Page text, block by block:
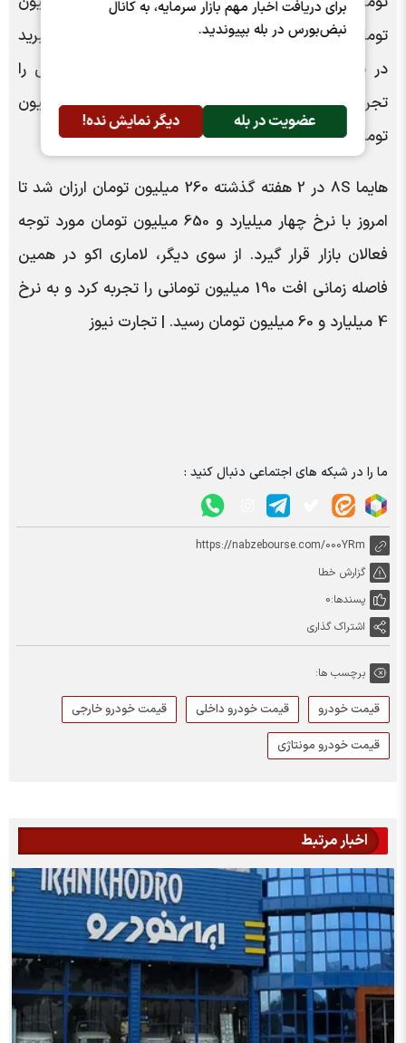
برای دریافت اخبار مهم بازار سرمایه، به کانال
نبض‌بورس در بله بپیوندید.
عضویت در بله دیگر نمایش نده!
تومان در بازار آزاد عرضه شود. از طرف دیگر، تیگو 8 هیبرید
در بازه زمانی مذکور کاهش بهای 330 میلیون تومانی را
تجربه کرد تا در روز جاری با نرخ هفت میلیارد و 320 میلیون
تومان مورد معامله قرار گیرد.
هایما 8S در 2 هفته گذشته 260 میلیون تومان ارزان شد تا
امروز با نرخ چهار میلیارد و 650 میلیون تومان مورد توجه
فعالان بازار قرار گیرد. از سوی دیگر، لاماری اکو در همین
فاصله زمانی افت 190 میلیون تومانی را تجربه کرد و به نرخ
4 میلیارد و 60 میلیون تومان رسید. | تجارت نیوز
ما را در شبکه های اجتماعی دنبال کنید :
https://nabzebourse.com/000YRm
گزارش خطا
پسندها:0
اشتراک گذاری
برچسب ها:
قیمت خودرو قیمت خودرو داخلی
قیمت خودرو خارجی
قیمت خودرو مونتاژی
اخبار مرتبط